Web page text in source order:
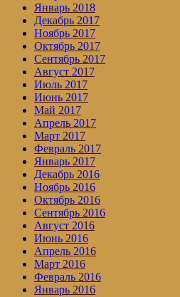
Январь 2018
Декабрь 2017
Ноябрь 2017
Октябрь 2017
Сентябрь 2017
Август 2017
Июль 2017
Июнь 2017
Май 2017
Апрель 2017
Март 2017
Февраль 2017
Январь 2017
Декабрь 2016
Ноябрь 2016
Октябрь 2016
Сентябрь 2016
Август 2016
Июнь 2016
Апрель 2016
Март 2016
Февраль 2016
Январь 2016